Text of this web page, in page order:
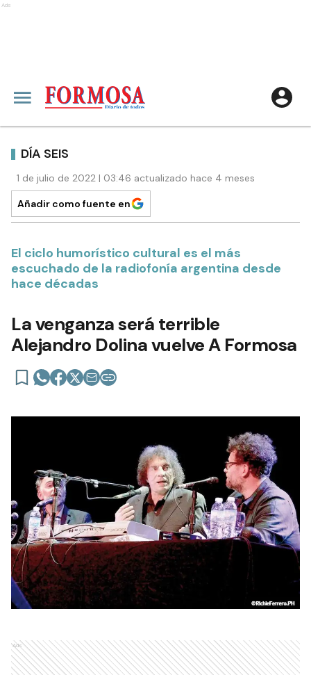
Ads
DÍA SEIS
1 de julio de 2022 | 03:46 actualizado hace 4 meses
Añadir como fuente en
El ciclo humorístico cultural es el más
escuchado de la radiofonía argentina desde
hace décadas
La venganza será terrible
Alejandro Dolina vuelve A Formosa
Ads